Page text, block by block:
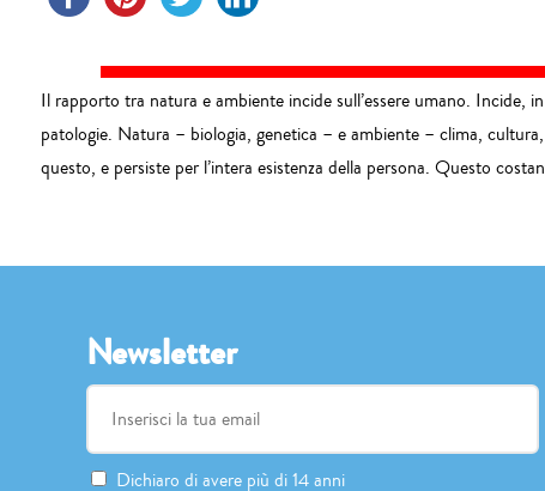
Il rapporto tra natura e ambiente incide sull’essere umano. Incide,
patologie. Natura – biologia, genetica – e ambiente – clima,
questo, e persiste per l’intera esistenza della persona. Questo
Newsletter
Dichiaro di avere più di 14 anni